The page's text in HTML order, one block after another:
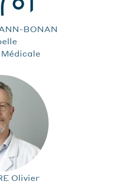
BONAN
Olivier